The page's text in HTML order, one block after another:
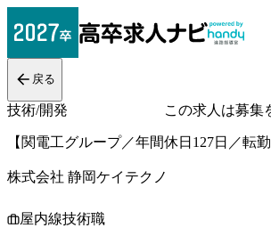
戻る
技術/開発 この求人は募集
【関電工グループ／年間休日127日／転
株式会社 静岡ケイテクノ
屋内線技術職